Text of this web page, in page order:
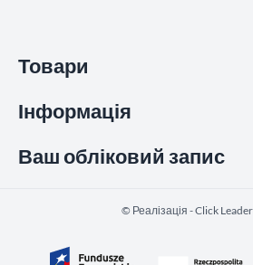
Товари
Інформація
Ваш обліковий запис
©️ Реалізація - Click